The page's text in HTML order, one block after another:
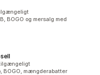
BOGO og mersalg med
BOGO, mængderabatter